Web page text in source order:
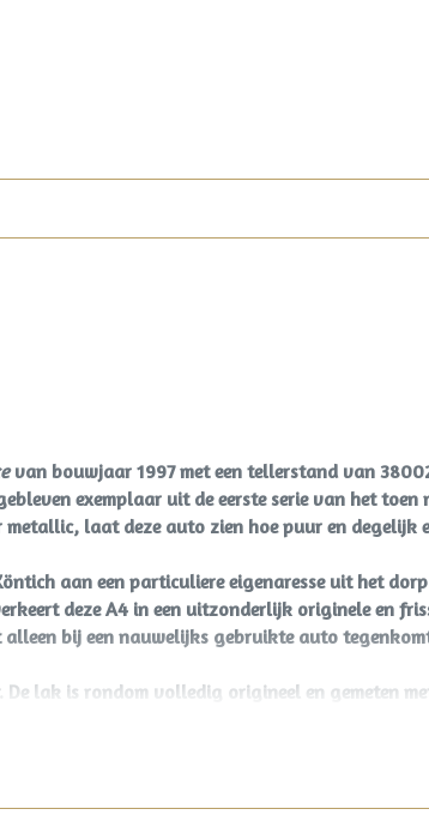
van bouwjaar 1997 met een tellerstand van
exemplaar uit de eerste serie van het
laat deze auto zien hoe puur en degelijk
aan een particuliere eigenaresse uit het
deze A4 in een uitzonderlijk originele en
bij een nauwelijks gebruikte auto
lak is rondom volledig origineel en gemeten
over lederen bekleding, climate control,